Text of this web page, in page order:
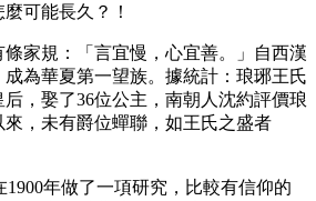
可能長久？！
家規：「言宜慢，心宜善。」自西漢
為華夏第一望族。據統計：琅琊王氏
后，娶了36位公主，南朝人沈約評價琅
，未有爵位蟬聯，如王氏之盛者
1900年做了一項研究，比較有信仰的